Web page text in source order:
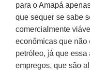
para o Amapá
que sequer se sabe
comercialmente
econômicas que não
petróleo, já que
empregos, que são